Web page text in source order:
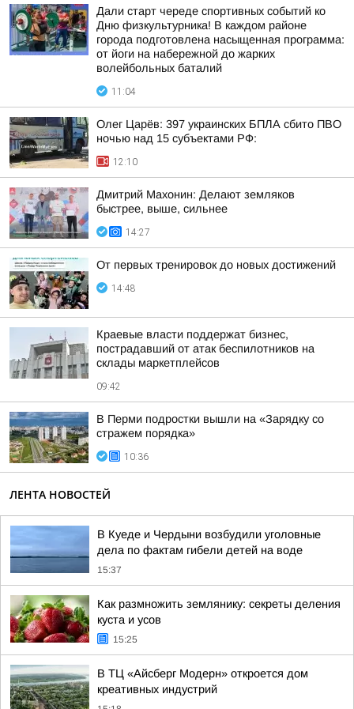
Дали старт череде спортивных событий ко
Дню физкультурника! В каждом районе
города подготовлена насыщенная программа:
от йоги на набережной до жарких
волейбольных баталий
11:04
Олег Царёв: 397 украинских БПЛА сбито ПВО
ночью над 15 субъектами РФ:
12:10
Дмитрий Махонин: Делают земляков
быстрее, выше, сильнее
14:27
От первых тренировок до новых достижений
14:48
Краевые власти поддержат бизнес,
пострадавший от атак беспилотников на
склады маркетплейсов
09:42
В Перми подростки вышли на «Зарядку со
стражем порядка»
10:36
ЛЕНТА НОВОСТЕЙ
В Куеде и Чердыни возбудили уголовные
дела по фактам гибели детей на воде
15:37
Как размножить землянику: секреты деления
куста и усов
15:25
В ТЦ «Айсберг Модерн» откроется дом
креативных индустрий